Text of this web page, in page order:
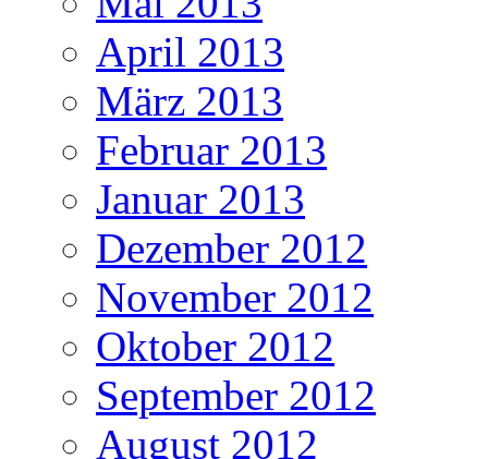
April 2013
März 2013
Februar 2013
Januar 2013
Dezember 2012
November 2012
Oktober 2012
September 2012
August 2012